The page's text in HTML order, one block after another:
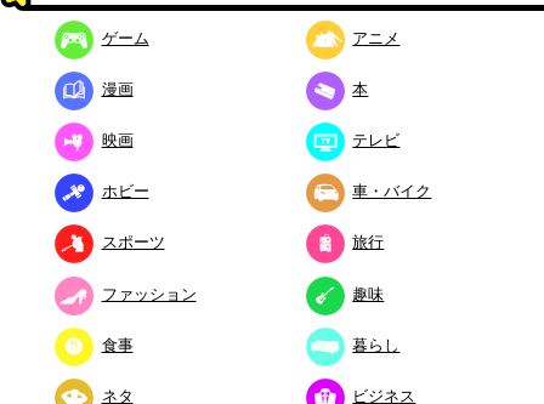
ゲーム アニメ
漫画 本
映画 テレビ
ホビー 車・バイク
スポーツ 旅行
ファッション 趣味
食事 暮らし
ネタ ビジネス